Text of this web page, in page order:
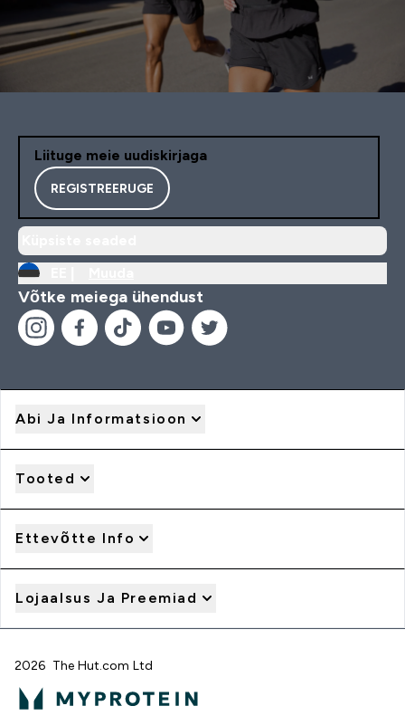
Liituge meie uudiskirjaga
REGISTREERUGE
Võtke meiega ühendust
Abi Ja Informatsioon
Tooted
Ettevõtte Info
Lojaalsus Ja Preemiad
2026 The Hut.com Ltd